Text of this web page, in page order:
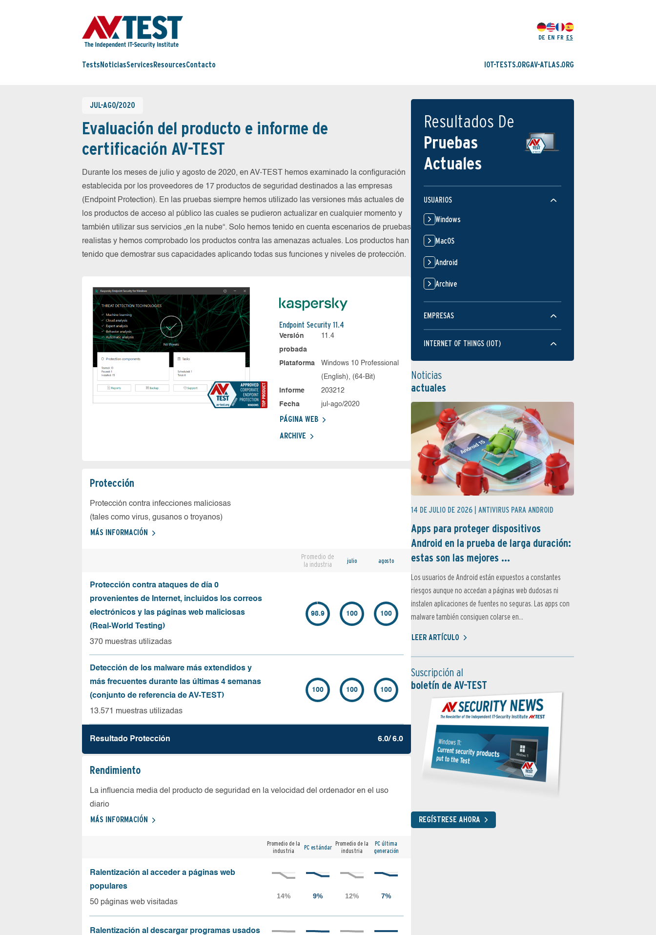
DE EN FR ES
Tests NoticiasServices ResourcesContacto IOT-TESTS.ORGAV-ATLAS.ORG
JUL-AGO/2020
Evaluación del producto e informe de
certificación AV-TEST
Durante los meses de julio y agosto de 2020, en AV-TEST hemos examinado la configuración
establecida por los proveedores de 17 productos de seguridad destinados a las empresas
(Endpoint Protection). En las pruebas siempre hemos utilizado las versiones más actuales de
los productos de acceso al público las cuales se pudieron actualizar en cualquier momento y
también utilizar sus servicios „en la nube“. Solo hemos tenido en cuenta escenarios de pruebas
realistas y hemos comprobado los productos contra las amenazas actuales. Los productos han
tenido que demostrar sus capacidades aplicando todas sus funciones y niveles de protección.
Endpoint Security 11.4
Versión
probada
11.4
Plataforma
Windows 10 Professional
(English), (64-Bit)
Informe
203212
Fecha
jul-ago/2020
PÁGINA WEB
ARCHIVE
Protección
Protección contra infecciones maliciosas
(tales como virus, gusanos o troyanos)
MÁS INFORMACIÓN
Promedio de
la industria
julio agosto
Protección contra ataques de día 0
provenientes de Internet, incluidos los correos
electrónicos y las páginas web maliciosas
(Real-World Testing)
370 muestras utilizadas
98.9 100 100
Detección de los malware más extendidos y
más frecuentes durante las últimas 4 semanas
(conjunto de referencia de AV-TEST)
13.571 muestras utilizadas
100 100 100
Resultado Protección 6.0/ 6.0
Rendimiento
La influencia media del producto de seguridad en la velocidad del ordenador en el uso
diario
MÁS INFORMACIÓN
Promedio de la
industria
PC estándar Promedio de la
industria
PC última
generación
Ralentización al acceder a páginas web
populares
50 páginas web visitadas
Ralentización al descargar programas usados
Resultados De
Pruebas
Actuales
USUARIOS
Windows
MacOS
Android
Archive
EMPRESAS
INTERNET OF THINGS (IOT)
Noticias
actuales
14 DE JULIO DE 2026 | ANTIVIRUS PARA ANDROID
Apps para proteger dispositivos
Android en la prueba de larga duración:
estas son las mejores ...
Los usuarios de Android están expuestos a constantes
riesgos aunque no accedan a páginas web dudosas ni
instalen aplicaciones de fuentes no seguras. Las apps con
malware también consiguen colarse en...
LEER ARTÍCULO
Suscripción al
boletín de AV-TEST
REGÍSTRESE AHORA